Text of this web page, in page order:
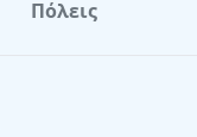
Πόλεις